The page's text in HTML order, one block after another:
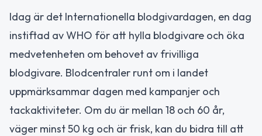
Idag är det Internationella blodgivardagen, en dag
instiftad av WHO för att hylla blodgivare och öka
medvetenheten om behovet av frivilliga
blodgivare. Blodcentraler runt om i landet
uppmärksammar dagen med kampanjer och
tackaktiviteter. Om du är mellan 18 och 60 år,
väger minst 50 kg och är frisk, kan du bidra till att